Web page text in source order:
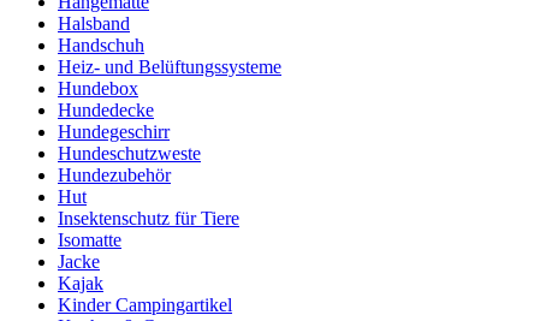
Halsband
Handschuh
Heiz- und Belüftungssysteme
Hundebox
Hundedecke
Hundegeschirr
Hundeschutzweste
Hundezubehör
Hut
Insektenschutz für Tiere
Isomatte
Jacke
Kajak
Kinder Campingartikel